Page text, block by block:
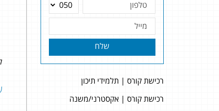
שלח
רכישת קורס | תלמידי תיכון
רכישת קורס | אקסטרני/משנה